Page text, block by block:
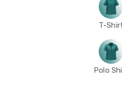
T-
Polo